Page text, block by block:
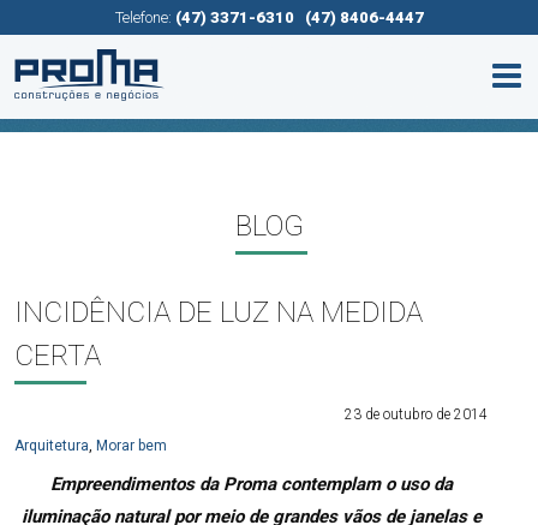
Telefone: (47) 3371-6310 (47) 8406-4447
BLOG
INCIDÊNCIA DE LUZ NA MEDIDA
CERTA
23 de outubro de 2014
Arquitetura, Morar bem
Empreendimentos da Proma contemplam o uso da
iluminação natural por meio de grandes vãos de janelas e